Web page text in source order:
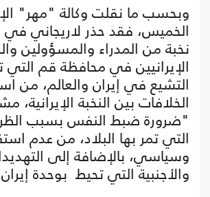
وبحسب ما نقلت وكالة "مهر"
الخميس، فقد حذر لاريجاني في
نخبة من المدراء والمسؤولين
الإيرانيين في محافظة قم التي
التشيع في إيران والعالم، من
الخلافات بين النخبة الإيرانية،
"ضرورة ضبط النفس بسبب
التي تمر بها البلاد، من عدم
وسياسي، بالإضافة إلى
والأجنبية التي تحيط بوحدة